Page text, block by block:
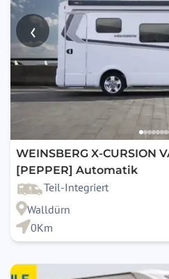
‹
WEINSBERG X-CURSION
[PEPPER] Automatik
Teil-Integriert
Walldürn
0Km